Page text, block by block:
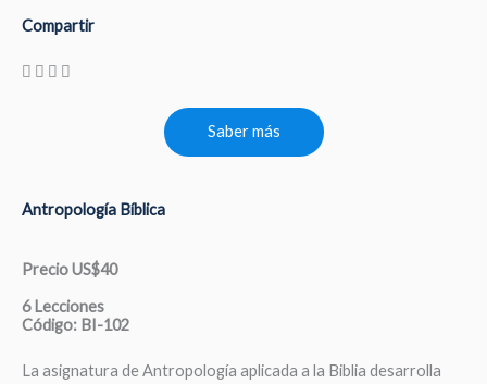
Compartir
Saber más
Antropología Bíblica
Precio US$40
6 Lecciones
Código: BI-102
La asignatura de Antropología aplicada a la Biblia desarrolla